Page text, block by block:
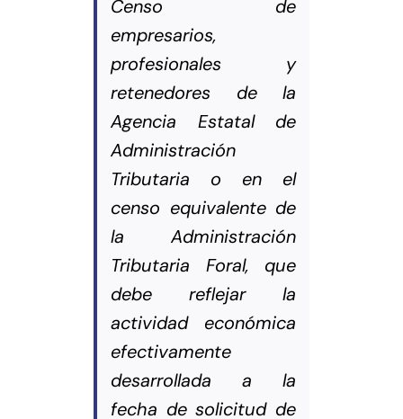
Censo de
empresarios,
profesionales y
retenedores de la
Agencia Estatal de
Administración
Tributaria o en el
censo equivalente de
la Administración
Tributaria Foral, que
debe reflejar la
actividad económica
efectivamente
desarrollada a la
fecha de solicitud de